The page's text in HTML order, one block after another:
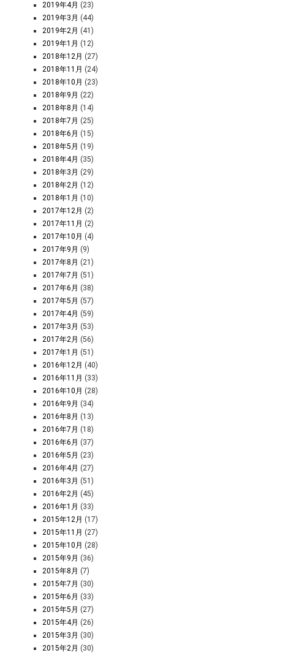
2019年4月 (23)
2019年3月 (44)
2019年2月 (41)
2019年1月 (12)
2018年12月 (27)
2018年11月 (24)
2018年10月 (23)
2018年9月 (22)
2018年8月 (14)
2018年7月 (25)
2018年6月 (15)
2018年5月 (19)
2018年4月 (35)
2018年3月 (29)
2018年2月 (12)
2018年1月 (10)
2017年12月 (2)
2017年11月 (2)
2017年10月 (4)
2017年9月 (9)
2017年8月 (21)
2017年7月 (51)
2017年6月 (38)
2017年5月 (57)
2017年4月 (59)
2017年3月 (53)
2017年2月 (56)
2017年1月 (51)
2016年12月 (40)
2016年11月 (33)
2016年10月 (28)
2016年9月 (34)
2016年8月 (13)
2016年7月 (18)
2016年6月 (37)
2016年5月 (23)
2016年4月 (27)
2016年3月 (51)
2016年2月 (45)
2016年1月 (33)
2015年12月 (17)
2015年11月 (27)
2015年10月 (28)
2015年9月 (36)
2015年8月 (7)
2015年7月 (30)
2015年6月 (33)
2015年5月 (27)
2015年4月 (26)
2015年3月 (30)
2015年2月 (30)